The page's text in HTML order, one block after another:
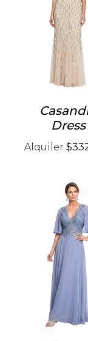
Dress
Alquiler